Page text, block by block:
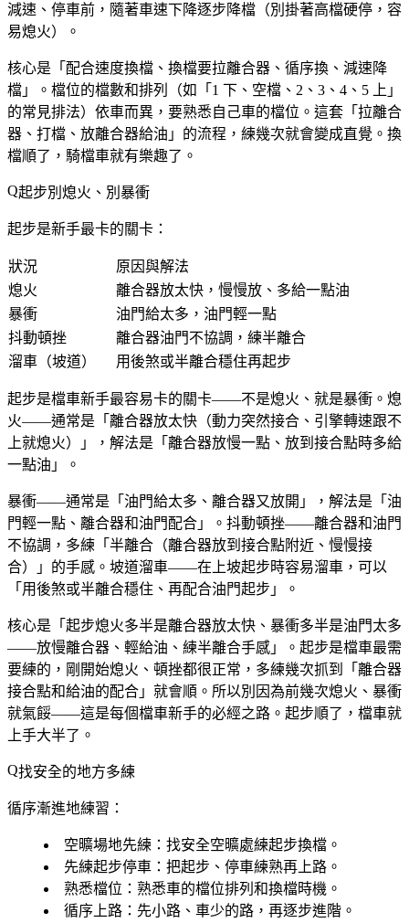
減速、停車前，隨著車速下降逐步降檔（別掛著高檔硬停，容
易熄火）。
核心是「配合速度換檔、換檔要拉離合器、循序換、減速降
檔」。檔位的檔數和排列（如「1 下、空檔、2、3、4、5 上」
的常見排法）依車而異，要熟悉自己車的檔位。這套「拉離合
器、打檔、放離合器給油」的流程，練幾次就會變成直覺。換
檔順了，騎檔車就有樂趣了。
起步別熄火、別暴衝
起步是新手最卡的關卡：
狀況
原因與解法
熄火
離合器放太快，慢慢放、多給一點油
暴衝
油門給太多，油門輕一點
抖動頓挫
離合器油門不協調，練半離合
溜車（坡道）
用後煞或半離合穩住再起步
起步是檔車新手最容易卡的關卡——不是熄火、就是暴衝。熄
火——通常是「離合器放太快（動力突然接合、引擎轉速跟不
上就熄火）」，解法是「離合器放慢一點、放到接合點時多給
一點油」。
暴衝——通常是「油門給太多、離合器又放開」，解法是「油
門輕一點、離合器和油門配合」。抖動頓挫——離合器和油門
不協調，多練「半離合（離合器放到接合點附近、慢慢接
合）」的手感。坡道溜車——在上坡起步時容易溜車，可以
「用後煞或半離合穩住、再配合油門起步」。
核心是「起步熄火多半是離合器放太快、暴衝多半是油門太多
——放慢離合器、輕給油、練半離合手感」。起步是檔車最需
要練的，剛開始熄火、頓挫都很正常，多練幾次抓到「離合器
接合點和給油的配合」就會順。所以別因為前幾次熄火、暴衝
就氣餒——這是每個檔車新手的必經之路。起步順了，檔車就
上手大半了。
找安全的地方多練
循序漸進地練習：
空曠場地先練 ：找安全空曠處練起步換檔。
先練起步停車 ：把起步、停車練熟再上路。
熟悉檔位 ：熟悉車的檔位排列和換檔時機。
循序上路 ：先小路、車少的路，再逐步進階。